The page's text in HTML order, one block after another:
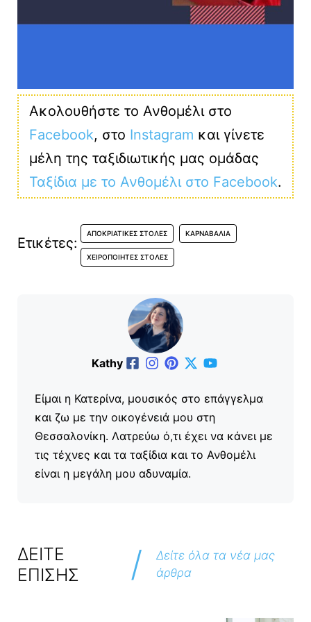
Ακολουθήστε το Ανθομέλι στο
Facebook, στο Instagram και γίνετε
μέλη της ταξιδιωτικής μας ομάδας
Ταξίδια με το Ανθομέλι στο Facebook.
Ετικέτες:
ΑΠΟΚΡΙΆΤΙΚΕΣ ΣΤΟΛΈΣ ΚΑΡΝΑΒΆΛΙΑ
ΧΕΙΡΟΠΟΊΗΤΕΣ ΣΤΟΛΈΣ
Kathy
Είμαι η Κατερίνα, μουσικός στο επάγγελμα
και ζω με την οικογένειά μου στη
Θεσσαλονίκη. Λατρεύω ό,τι έχει να κάνει με
τις τέχνες και τα ταξίδια και το Ανθομέλι
είναι η μεγάλη μου αδυναμία.
ΔΕΙΤΕ
ΕΠΙΣΗΣ
/
Δείτε όλα τα νέα μας
άρθρα